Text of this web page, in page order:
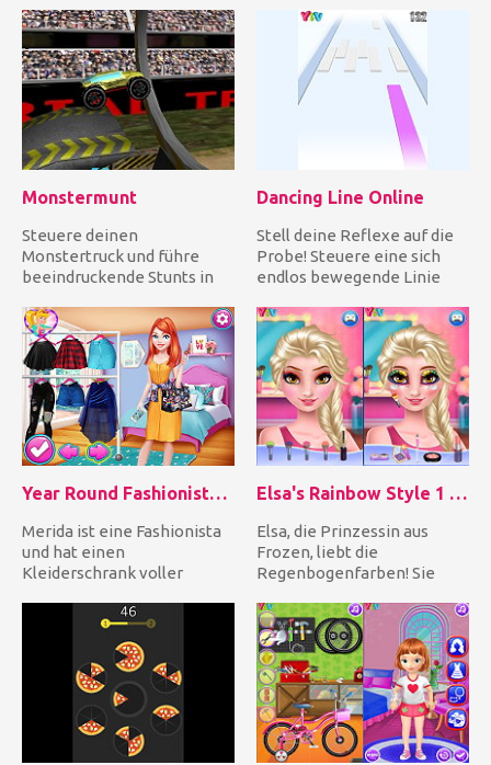
Bouncy...
die Frü...
Monstermunt
Steuere deinen
Monstertruck und führe
beeindruckende Stunts in
Publikum zum...
Dancing Line Online
Stell deine Reflexe auf die
Probe! Steuere eine sich
endlos bewegende Linie
Year Round Fashionista: Merida
Merida ist eine Fashionista
und hat einen
Kleiderschrank voller
Elsa's Rainbow Style 1 Eye Makeup
Elsa, die Prinzessin aus
Frozen, liebt die
Regenbogenfarben! Sie
neues Augen...